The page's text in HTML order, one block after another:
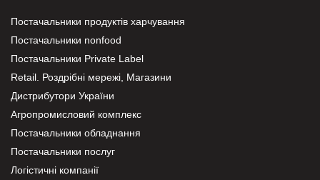
Постачальники продуктів харчування
Постачальники nonfood
Постачальники Private Label
Retail. Роздрібні мережі, Магазини
Дистрибутори України
Агропромисловий комплекс
Постачальники обладнання
Постачальники послуг
Логістичні компанії